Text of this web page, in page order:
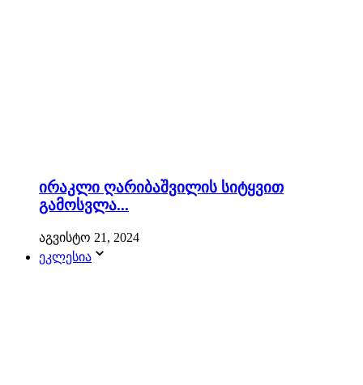
ირაკლი ღარიბაშვილის სიტყვით
გამოსვლა...
აგვისტო 21, 2024
ეკლესია